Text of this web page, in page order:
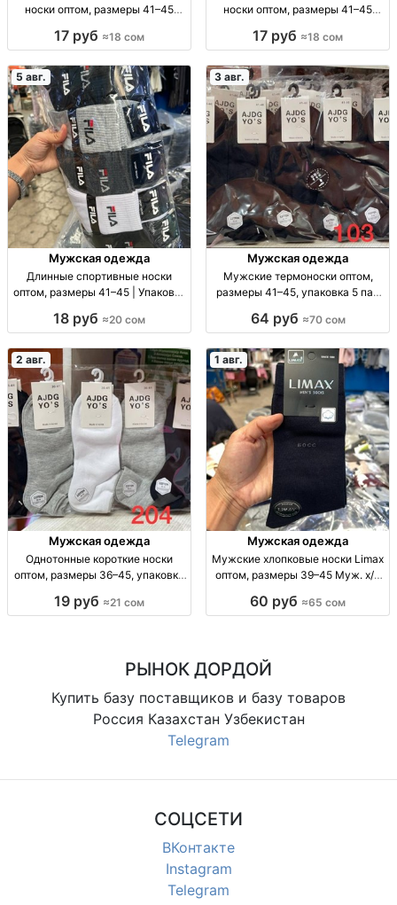
носки оптом, размеры 41–45
р 41–45, опт: 18 сом/пара, компл.
17 руб ≈18 сом
носки оптом, размеры 41–45
уп. 10 шт. — 180 сом
17 руб ≈18 сом
5 авг.
Мужская одежда
Длинные спортивные носки
оптом, размеры 41–45 | Упаковка
45, уп. 10 шт., 20 сом/уп.
18 руб ≈20 сом
3 авг.
Мужская одежда
Мужские термоноски оптом,
размеры 41–45, упаковка 5 пар
5 шт., опт.
64 руб ≈70 сом
2 авг.
Мужская одежда
Однотонные короткие носки
оптом, размеры 36–45, упаковка
носки оптом, р-р 36–41 и 41–45,
19 руб ≈21 сом
1 авг.
Мужская одежда
Мужские хлопковые носки Limax
оптом, размеры 39–45 Муж. х/б
пар, 65 сом.
60 руб ≈65 сом
РЫНОК ДОРДОЙ
Купить базу поставщиков и базу товаров
Россия Казахстан Узбекистан
Telegram
СОЦСЕТИ
ВКонтакте
Instagram
Telegram